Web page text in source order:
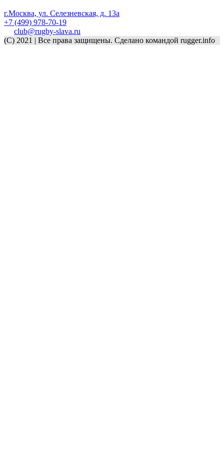
г.Москва, ул. Селезневская, д. 13a
+7 (499) 978-70-19
club@rugby-slava.ru
(C) 2021 | Все права защищены. Сделано командой rugger.info